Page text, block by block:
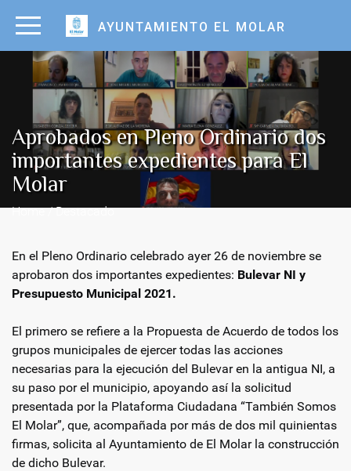
AYUNTAMIENTO EL MOLAR
Aprobados en Pleno Ordinario dos
importantes expedientes para El
Molar
Home / Destacado
En el Pleno Ordinario celebrado ayer 26 de noviembre se
aprobaron dos importantes expedientes: Bulevar NI y
Presupuesto Municipal 2021.
El primero se refiere a la Propuesta de Acuerdo de todos los
grupos municipales de ejercer todas las acciones
necesarias para la ejecución del Bulevar en la antigua NI, a
su paso por el municipio, apoyando así la solicitud
presentada por la Plataforma Ciudadana “También Somos
El Molar”, que, acompañada por más de dos mil quinientas
firmas, solicita al Ayuntamiento de El Molar la construcción
de dicho Bulevar.